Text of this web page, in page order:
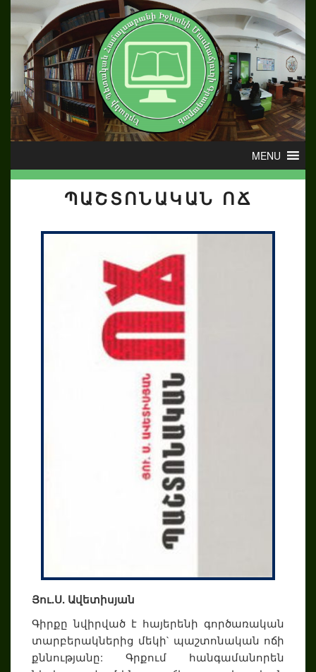
ՊԱՇՏՈՆԱԿԱՆ ՈՃ
Յու.Ս. Ավետիսյան
Գիրքը նվիրված է հայերենի գործառական
տարբերակներից մեկի` պաշտոնական ոճի
քննությանը: Գրքում հանգամանորեն